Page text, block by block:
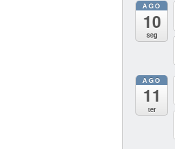
AGO
10
seg
AGO
11
ter